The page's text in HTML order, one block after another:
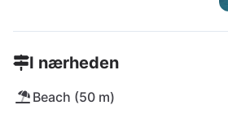
I nærheden
Beach (50 m)